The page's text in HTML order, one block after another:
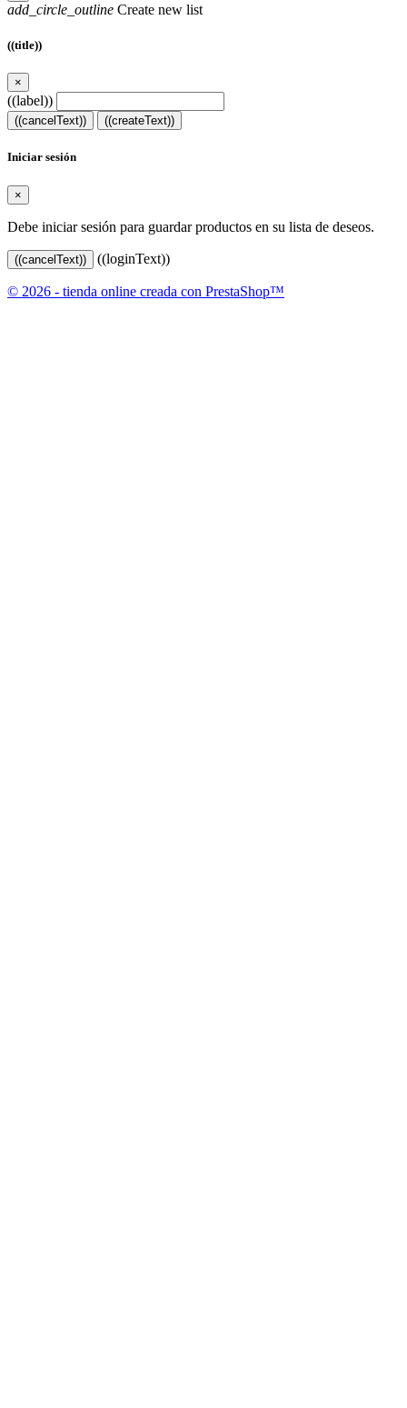
add_circle_outline Create new list
((title))
×
((label))
((cancelText)) ((createText))
Iniciar sesión
×
Debe iniciar sesión para guardar productos en su lista de deseos.
((cancelText)) ((loginText))
© 2026 - tienda online creada con PrestaShop™